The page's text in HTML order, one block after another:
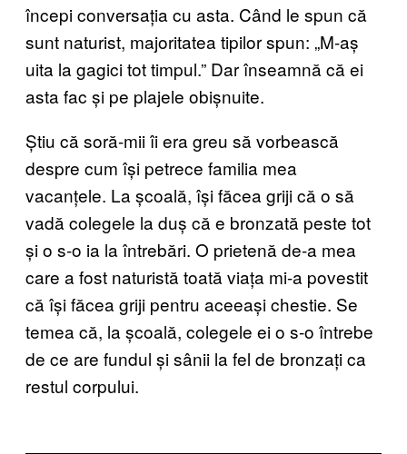
începi conversația cu asta. Când le spun că
sunt naturist, majoritatea tipilor spun: „M-aș
uita la gagici tot timpul.” Dar înseamnă că ei
asta fac și pe plajele obișnuite.
Știu că soră-mii îi era greu să vorbească
despre cum își petrece familia mea
vacanțele. La școală, își făcea griji că o să
vadă colegele la duș că e bronzată peste tot
și o s-o ia la întrebări. O prietenă de-a mea
care a fost naturistă toată viața mi-a povestit
că își făcea griji pentru aceeași chestie. Se
temea că, la școală, colegele ei o s-o întrebe
de ce are fundul și sânii la fel de bronzați ca
restul corpului.